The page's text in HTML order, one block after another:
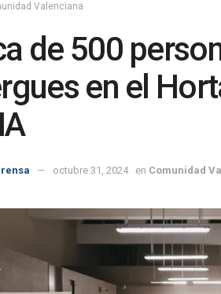
Valenciana
de 500
en el
octubre 31, 2024 en Comunidad